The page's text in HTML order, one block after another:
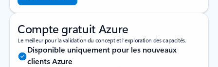
Compte gratuit Azure
Le meilleur pour la validation du concept et l’exploration des capacités.
Disponible uniquement pour les nouveaux
clients Azure